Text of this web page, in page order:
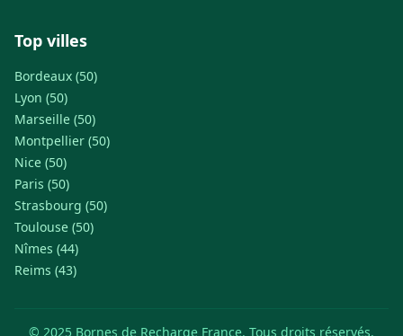
Top villes
Bordeaux (50)
Lyon (50)
Marseille (50)
Montpellier (50)
Nice (50)
Paris (50)
Strasbourg (50)
Toulouse (50)
Nîmes (44)
Reims (43)
© 2025 Bornes de Recharge France. Tous droits réservés.